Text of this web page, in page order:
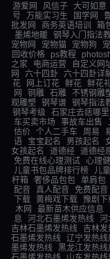
游爱网
风信子 大可如意
号
万能实习生 国学网
批发网
商务英语培训 箱
墨烯地暖 钢琴入门指法
宠物网
宠物猫 宠物狗
回收价格
ps教程
之家
电商运营 自定义网
网
六十四卦 六十四卦详
花
网上订花 鲜花 鲜花
网
铜雕 石雕 不锈钢雕
观雕塑
钢琴谱 钢琴指法
钢琴考级
石家庄去痣哪
车买卖市场
事故车出售
估价 个人二手车 周易
语
宝宝起名 男孩起名
女孩起名
道德经 道德经
免费在线心理测试
心理
儿童书包品牌排行榜
儿
杆箱 奢侈品包包 单肩包
配音 真人配音 免费配音
下载 黄梅戏下载 豫剧下
木网
最新苗木供应信息
息
河北石墨烯发热线 河
吉林石墨烯发热线
吉林发
石墨烯发热线
辽宁发热线
墨烯发热线
黑龙江发热线